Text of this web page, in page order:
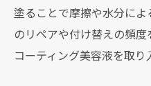
塗ることで摩擦や水分に
のリペアや付け替えの頻
コーティング美容液を取り